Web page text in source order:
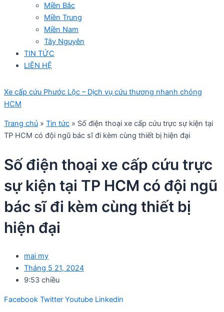
Miền Bắc
Miền Trung
Miền Nam
Tây Nguyên
TIN TỨC
LIÊN HỆ
Xe cấp cứu Phước Lộc – Dịch vụ cứu thương nhanh chóng
HCM
Trang chủ » Tin tức » Số điện thoại xe cấp cứu trực sự kiện tại
TP HCM có đội ngũ bác sĩ đi kèm cùng thiết bị hiện đại
Số điện thoại xe cấp cứu trực
sự kiện tại TP HCM có đội ngũ
bác sĩ đi kèm cùng thiết bị
hiện đại
mai my
Tháng 5 21, 2024
9:53 chiều
Facebook Twitter Youtube Linkedin